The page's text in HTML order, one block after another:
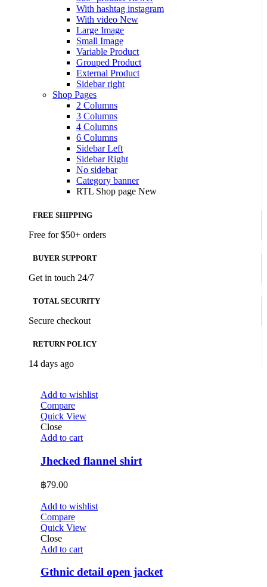
With hashtag instagram
With video New
Large Image
Small Image
Variable Product
Grouped Product
External Product
Sidebar right
Shop Pages
2 Columns
3 Columns
4 Columns
6 Columns
Sidebar Left
Sidebar Right
No sidebar
Category banner
RTL Shop page New
FREE SHIPPING
Free for $50+ orders
BUYER SUPPORT
Get in touch 24/7
TOTAL SECURITY
Secure checkout
RETURN POLICY
14 days ago
Add to wishlist
Compare
Quick View
Close
Add to cart
Jhecked flannel shirt
฿79.00
Add to wishlist
Compare
Quick View
Close
Add to cart
Gthnic detail open jacket